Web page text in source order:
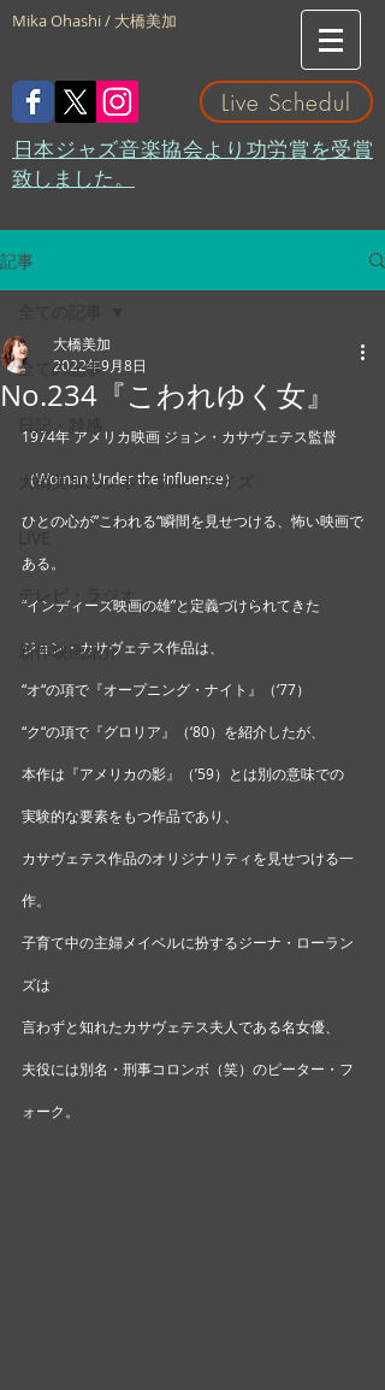
Mika Ohashi / 大橋美加
Live Schedul
​日本ジャズ音楽協会より功労賞を受賞
致しました。
記事
全ての記事
日記・雑感
大橋美加のシネマフル・デイズ
テレビ・ラジオ
新作映画紹介
No.234『こわれゆく女』
大橋美加
2022年9月8日
1974年 アメリカ映画 ジョン・カサヴェテス監督
（Woman Under the Influence）
ひとの心が”こわれる“瞬間を見せつける、怖い映画で
ある。
“インディーズ映画の雄”と定義づけられてきた
ジョン・カサヴェテス作品は、
“オ“の項で『オープニング・ナイト』（‘77）
“ク“の項で『グロリア』（‘80）を紹介したが、
本作は『アメリカの影』（’59）とは別の意味での
実験的な要素をもつ作品であり、
カサヴェテス作品のオリジナリティを見せつける一
作。
子育て中の主婦メイベルに扮するジーナ・ローラン
ズは
言わずと知れたカサヴェテス夫人である名女優、
夫役には別名・刑事コロンボ（笑）のピーター・フ
ォーク。